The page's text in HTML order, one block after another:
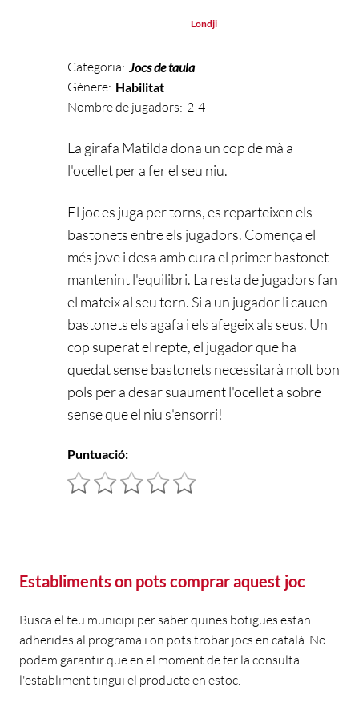
Londji
Categoria: Jocs de taula
Gènere: Habilitat
Nombre de jugadors: 2-4
La girafa Matilda dona un cop de mà a
l'ocellet per a fer el seu niu.
El joc es juga per torns, es reparteixen els
bastonets entre els jugadors. Comença el
més jove i desa amb cura el primer bastonet
mantenint l'equilibri. La resta de jugadors fan
el mateix al seu torn. Si a un jugador li cauen
bastonets els agafa i els afegeix als seus. Un
cop superat el repte, el jugador que ha
quedat sense bastonets necessitarà molt bon
pols per a desar suaument l'ocellet a sobre
sense que el niu s'ensorri!
Puntuació:
Establiments on pots comprar aquest joc
Busca el teu municipi per saber quines botigues estan
adherides al programa i on pots trobar jocs en català. No
podem garantir que en el moment de fer la consulta
l'establiment tingui el producte en estoc.